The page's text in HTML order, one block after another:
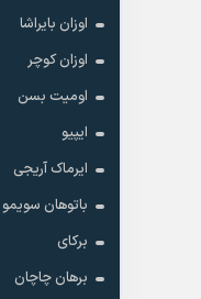
اوزان بایراشا
اوزان کوچر
اومیت بسن
ایپیو
ایرماک آریجی
باتوهان سویمو
برکای
برهان چاچان